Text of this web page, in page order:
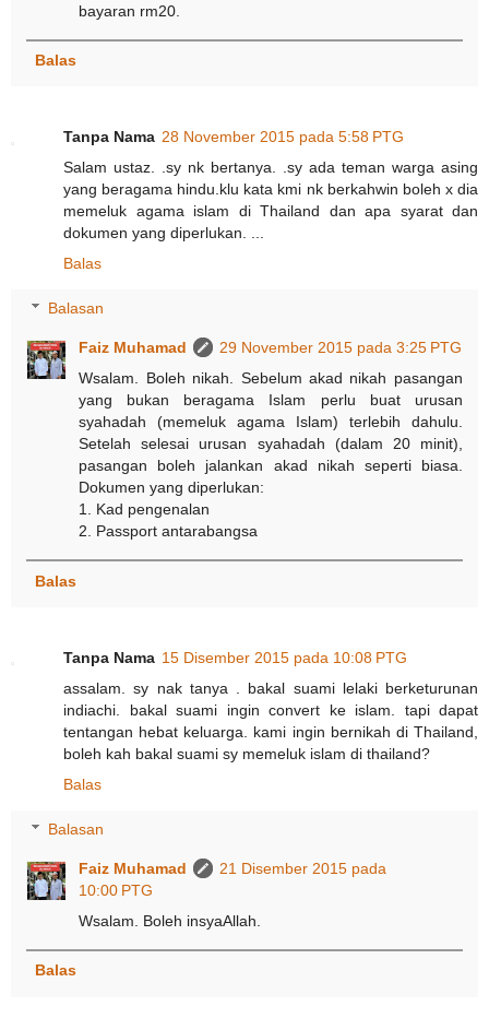
bayaran rm20.
Balas
Tanpa Nama 28 November 2015 pada 5:58 PTG
Salam ustaz. .sy nk bertanya. .sy ada teman warga asing
yang beragama hindu.klu kata kmi nk berkahwin boleh x dia
memeluk agama islam di Thailand dan apa syarat dan
dokumen yang diperlukan. ...
Balas
Balasan
Faiz Muhamad
29 November 2015 pada 3:25 PTG
Wsalam. Boleh nikah. Sebelum akad nikah pasangan
yang bukan beragama Islam perlu buat urusan
syahadah (memeluk agama Islam) terlebih dahulu.
Setelah selesai urusan syahadah (dalam 20 minit),
pasangan boleh jalankan akad nikah seperti biasa.
Dokumen yang diperlukan:
1. Kad pengenalan
2. Passport antarabangsa
Balas
Tanpa Nama 15 Disember 2015 pada 10:08 PTG
assalam. sy nak tanya . bakal suami lelaki berketurunan
indiachi. bakal suami ingin convert ke islam. tapi dapat
tentangan hebat keluarga. kami ingin bernikah di Thailand,
boleh kah bakal suami sy memeluk islam di thailand?
Balas
Balasan
Faiz Muhamad
21 Disember 2015 pada
10:00 PTG
Wsalam. Boleh insyaAllah.
Balas